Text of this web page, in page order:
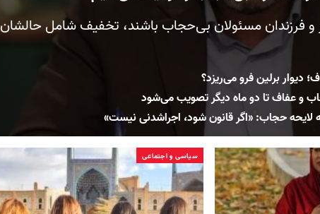
فرزندان مسئولان بی‌حجاب باشند، تخفیف شامل حالشان
دیوار برلین فرو می‌ریزد؟
و عفاف تا دو ماه دیگر تصویب می‌شود
لایحه حجاب: «اگر قانون شود، اجراشدنی نیست»
سیاسی و اجتماعی